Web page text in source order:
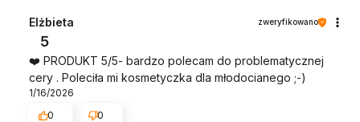
Elżbieta zweryfikowano
5
❤️ PRODUKT 5/5- bardzo polecam do problematycznej
cery . Poleciła mi kosmetyczka dla młodocianego ;-)
1/16/2026
0
0